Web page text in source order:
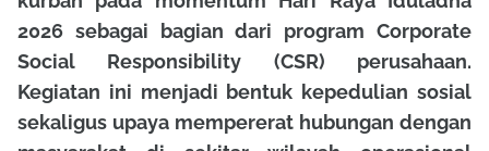
2026 sebagai bagian dari program Corporate
Social Responsibility (CSR) perusahaan.
Kegiatan ini menjadi bentuk kepedulian sosial
sekaligus upaya mempererat hubungan dengan